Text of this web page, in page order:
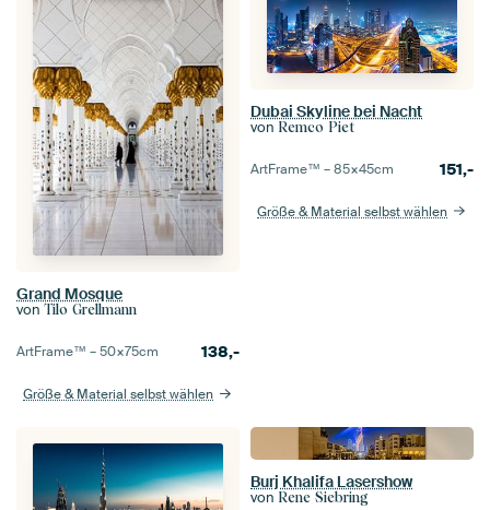
Grand Mosque
von Tilo Grellmann
ArtFrame™ –50×75cm 138,-
Größe & Material selbst wählen
Dubai Skyline bei Nacht
von Remco Piet
ArtFrame™ –85×45cm 151,-
Größe & Material selbst wählen
Burj Khalifa Lasershow
von Rene Siebring